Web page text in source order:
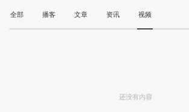
全部 播客 文章 资讯 视频
还没有内容